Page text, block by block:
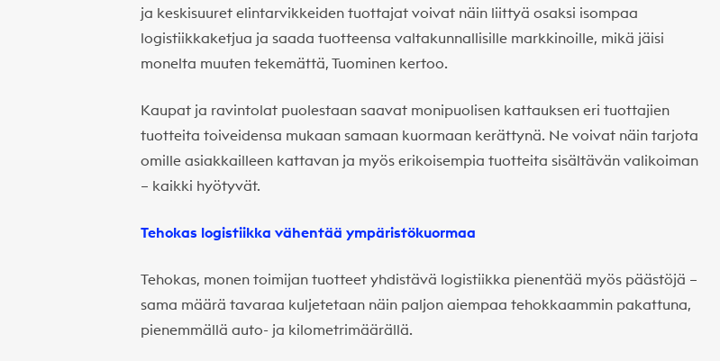
ja keskisuuret elintarvikkeiden tuottajat voivat näin liittyä osaksi isompaa
logistiikkaketjua ja saada tuotteensa valtakunnallisille markkinoille, mikä jäisi
monelta muuten tekemättä, Tuominen kertoo.
Kaupat ja ravintolat puolestaan saavat monipuolisen kattauksen eri tuottajien
tuotteita toiveidensa mukaan samaan kuormaan kerättynä. Ne voivat näin tarjota
omille asiakkailleen kattavan ja myös erikoisempia tuotteita sisältävän valikoiman
– kaikki hyötyvät.
Tehokas logistiikka vähentää ympäristökuormaa
Tehokas, monen toimijan tuotteet yhdistävä logistiikka pienentää myös päästöjä –
sama määrä tavaraa kuljetetaan näin paljon aiempaa tehokkaammin pakattuna,
pienemmällä auto- ja kilometrimäärällä.